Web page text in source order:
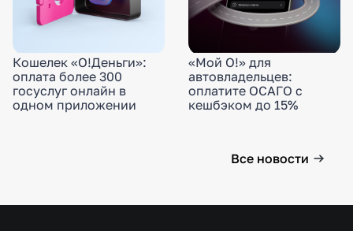
Кошелек «О!Деньги»:
оплата более 300
госуслуг онлайн в
одном приложении
«Мой О!» для
автовладельцев:
оплатите ОСАГО с
кешбэком до 15%
Все новости